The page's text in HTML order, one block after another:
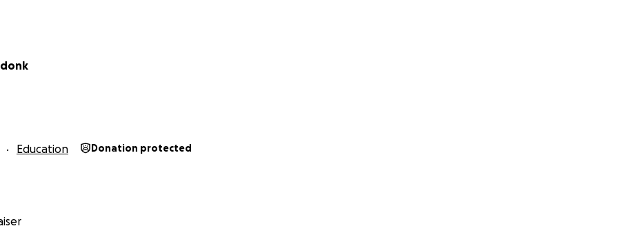
ervoor zorgen dat zijn droom, meer kinderen naar school én eigen grond
Education Donation protected